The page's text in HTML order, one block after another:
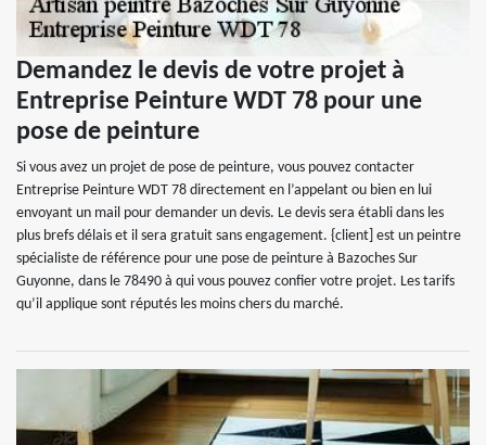
Demandez le devis de votre projet à
Entreprise Peinture WDT 78 pour une
pose de peinture
Si vous avez un projet de pose de peinture, vous pouvez contacter
Entreprise Peinture WDT 78 directement en l’appelant ou bien en lui
envoyant un mail pour demander un devis. Le devis sera établi dans les
plus brefs délais et il sera gratuit sans engagement. {client] est un peintre
spécialiste de référence pour une pose de peinture à Bazoches Sur
Guyonne, dans le 78490 à qui vous pouvez confier votre projet. Les tarifs
qu’il applique sont réputés les moins chers du marché.